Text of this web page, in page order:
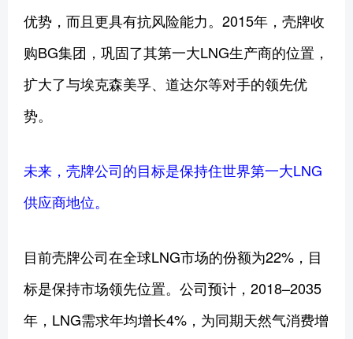
优势，而且更具有抗风险能力。2015年，壳牌收
购BG集团，巩固了其第一大LNG生产商的位置，
扩大了与埃克森美孚、道达尔等对手的领先优
势。
未来，壳牌公司的目标是保持住世界第一大LNG
供应商地位。
目前壳牌公司在全球LNG市场的份额为22%，目
标是保持市场领先位置。公司预计，2018–2035
年，LNG需求年均增长4%，为同期天然气消费增